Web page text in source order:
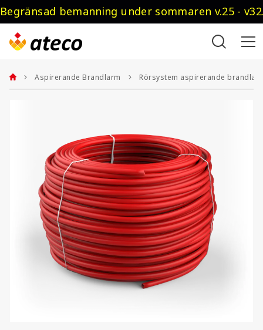
Begränsad bemanning under sommaren v.25 -
Aspirerande Brandlarm Rörsystem aspirerande